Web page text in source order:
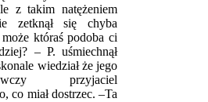
z takim natężeniem
zetknął się chyba
któraś podoba ci
– P. uśmiechnął
wiedział że jego
przyjaciel
co miał dostrzec. –Ta